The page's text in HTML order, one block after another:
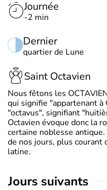
Journée
-2 min
Dernier
quartier de Lune
Saint Octavien
Nous fêtons les
qui signifie "appartenant
"octavus", signifiant
Octavien évoque donc la
certaine noblesse
de nos jours, plus courant
latine.
jours suivants